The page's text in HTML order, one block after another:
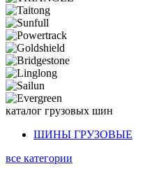
каталог грузовых шин
ШИНЫ ГРУЗОВЫЕ
все категории